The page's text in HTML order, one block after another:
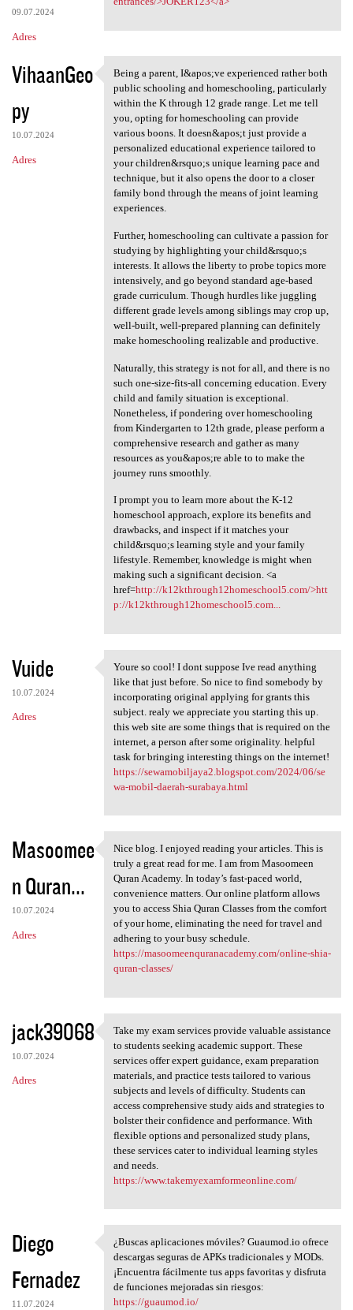
09.07.2024
Adres
VihaanGeo
py
10.07.2024
Adres
Being a parent, I&apos;ve
Being a parent, I&apos;ve experienced rather both
public schooling and homeschooling, particularly
within the K through 12 grade range. Let me tell
you, opting for homeschooling can provide
various boons. It doesn&apos;t just provide a
personalized educational experience tailored to
your children&rsquo;s unique learning pace and
technique, but it also opens the door to a closer
family bond through the means of joint learning
experiences.
Further, homeschooling can cultivate a passion for
studying by highlighting your child&rsquo;s
interests. It allows the liberty to probe topics more
intensively, and go beyond standard age-based
grade curriculum. Though hurdles like juggling
different grade levels among siblings may crop up,
well-built, well-prepared planning can definitely
make homeschooling realizable and productive.
Naturally, this strategy is not for all, and there is no
such one-size-fits-all concerning education. Every
child and family situation is exceptional.
Nonetheless, if pondering over homeschooling
from Kindergarten to 12th grade, please perform a
comprehensive research and gather as many
resources as you&apos;re able to to make the
journey runs smoothly.
I prompt you to learn more about the K-12
homeschool approach, explore its benefits and
drawbacks, and inspect if it matches your
child&rsquo;s learning style and your family
lifestyle. Remember, knowledge is might when
making such a significant decision. <a
href=http://k12kthrough12homeschool5.com/>htt
p://k12kthrough12homeschool5.com...
Vuide
10.07.2024
Adres
Youre so cool! I dont suppose
Youre so cool! I dont suppose Ive read anything
like that just before. So nice to find somebody by
incorporating original applying for grants this
subject. realy we appreciate you starting this up.
this web site are some things that is required on the
internet, a person after some originality. helpful
task for bringing interesting things on the internet!
https://sewamobiljaya2.blogspot.com/2024/06/se
wa-mobil-daerah-surabaya.html
Masoomee
n Quran...
10.07.2024
Adres
Nice blog. I enjoyed reading
Nice blog. I enjoyed reading your articles. This is
truly a great read for me. I am from Masoomeen
Quran Academy. In today’s fast-paced world,
convenience matters. Our online platform allows
you to access Shia Quran Classes from the comfort
of your home, eliminating the need for travel and
adhering to your busy schedule.
https://masoomeenquranacademy.com/online-shia-
quran-classes/
jack39068
10.07.2024
Adres
Take my exam services provide
Take my exam services provide valuable assistance
to students seeking academic support. These
services offer expert guidance, exam preparation
materials, and practice tests tailored to various
subjects and levels of difficulty. Students can
access comprehensive study aids and strategies to
bolster their confidence and performance. With
flexible options and personalized study plans,
these services cater to individual learning styles
and needs.
https://www.takemyexamformeonline.com/
Diego
Fernadez
11.07.2024
¿Buscas aplicaciones móviles?
¿Buscas aplicaciones móviles? Guaumod.io ofrece
descargas seguras de APKs tradicionales y MODs.
¡Encuentra fácilmente tus apps favoritas y disfruta
de funciones mejoradas sin riesgos:
https://guaumod.io/